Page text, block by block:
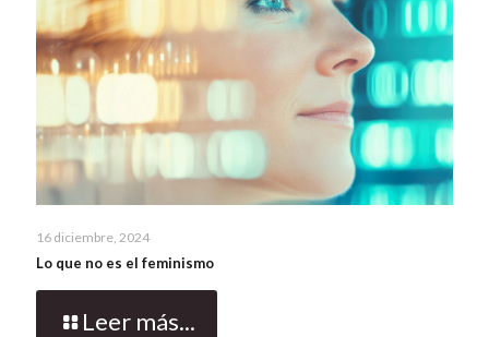
16 diciembre, 2024
Lo que no es el feminismo
Leer más...